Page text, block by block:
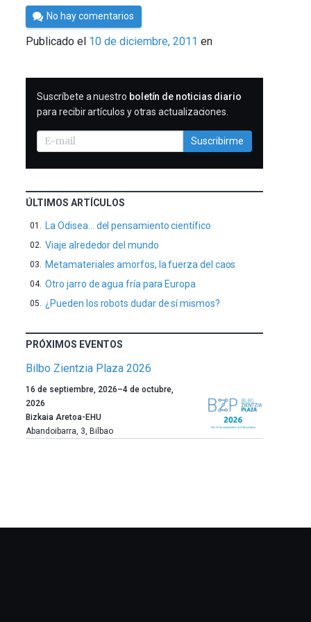
Por
Cultura
Cientifica
No hay comentarios
Publicado el 10 de diciembre, 2011 en
SUSCRIBIRME
Suscríbete a nuestro boletín de noticias diario
para recibir artículos y otras actualizaciones.
Suscribirme
ÚLTIMOS ARTÍCULOS
La Odisea… del pensamiento científico
Viaje alrededor del mundo
Metamateriales amorfos, la fuerza del caos
Otro jarro de agua fría para Europa
¿Pueden los robots dudar de sí mismos?
PRÓXIMOS EVENTOS
Bilbo Zientzia Plaza 2026
Un
año
más,
Bilbao
la
16 de septiembre, 2026–4 de octubre,
2026
Bizkaia Aretoa-EHU
Abandoibarra, 3, Bilbao